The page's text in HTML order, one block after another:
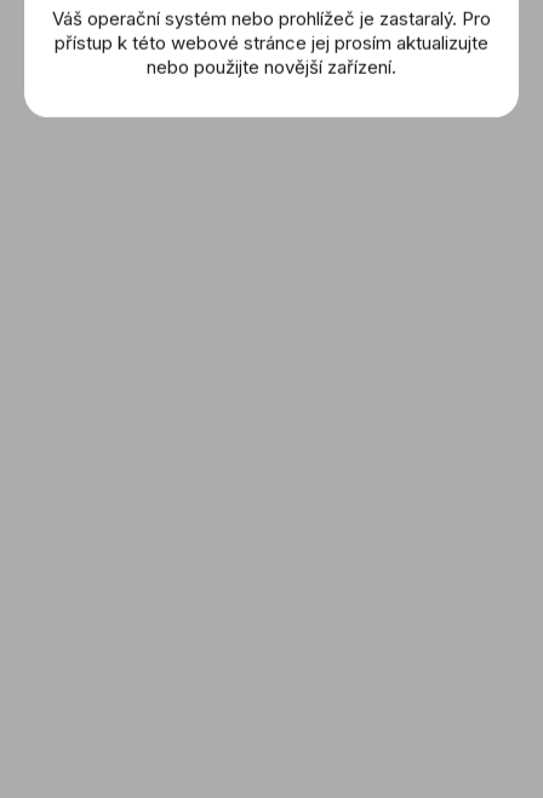
Váš operační systém nebo prohlížeč je zastaralý. Pro
přístup k této webové stránce jej prosím aktualizujte
nebo použijte novější zařízení.